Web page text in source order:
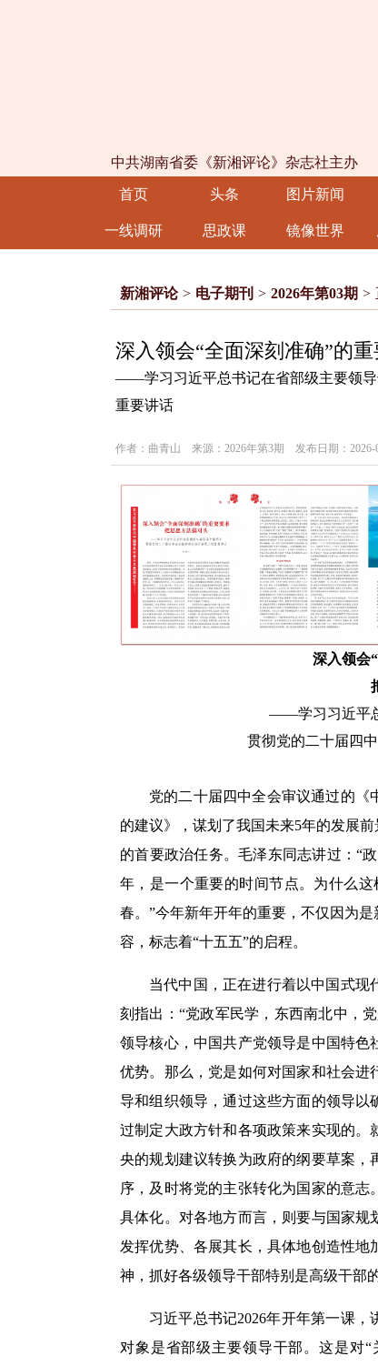
中共湖南省委《新湘评论》杂志社主办
首页 头条 图片新闻
一线调研 思政课 镜像世界
新湘评论 > 电子期刊 > 2026年第03期 >
深入领会“全面深刻准确”的
——学习习近平总书记在省部级主要领导
重要讲话
作者：曲青山 来源：2026年第3期 发布日期：2026-
深入领会
——学习习近平
贯彻党的二十届四
党的二十届四中全会审议通过的《
的建议》，谋划了我国未来5年的发展
的首要政治任务。毛泽东同志讲过：“
年，是一个重要的时间节点。为什么
春。”今年新年开年的重要，不仅因为
容，标志着“十五五”的启程。
当代中国，正在进行着以中国式现
刻指出：“党政军民学，东西南北中，
领导核心，中国共产党领导是中国特
优势。那么，党是如何对国家和社会
导和组织领导，通过这些方面的领导以
过制定大政方针和各项政策来实现的。
央的规划建议转换为政府的纲要草案
序，及时将党的主张转化为国家的意
具体化。对各地方而言，则要与国家规
发挥优势、各展其长，具体地创造性
神，抓好各级领导干部特别是高级干部
习近平总书记2026年开年第一课
对象是省部级主要领导干部。这是对